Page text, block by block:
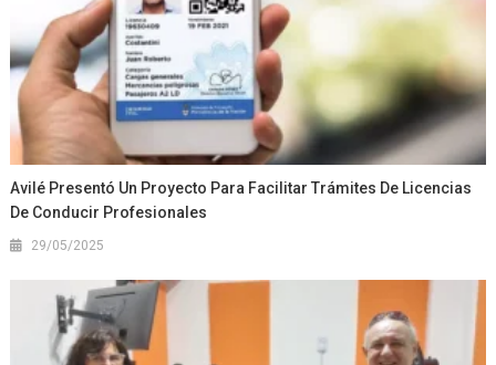
Avilé Presentó Un Proyecto Para Facilitar Trámites De Licencias
De Conducir Profesionales
29/05/2025